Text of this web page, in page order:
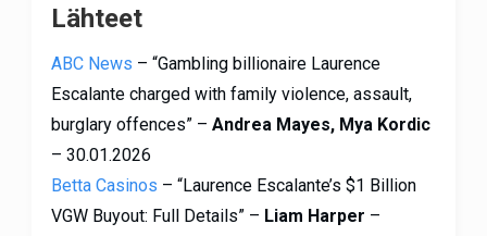
Lähteet
ABC News – “Gambling billionaire Laurence
Escalante charged with family violence, assault,
burglary offences” – Andrea Mayes, Mya Kordic
– 30.01.2026
Betta Casinos – “Laurence Escalante’s $1 Billion
VGW Buyout: Full Details” – Liam Harper –